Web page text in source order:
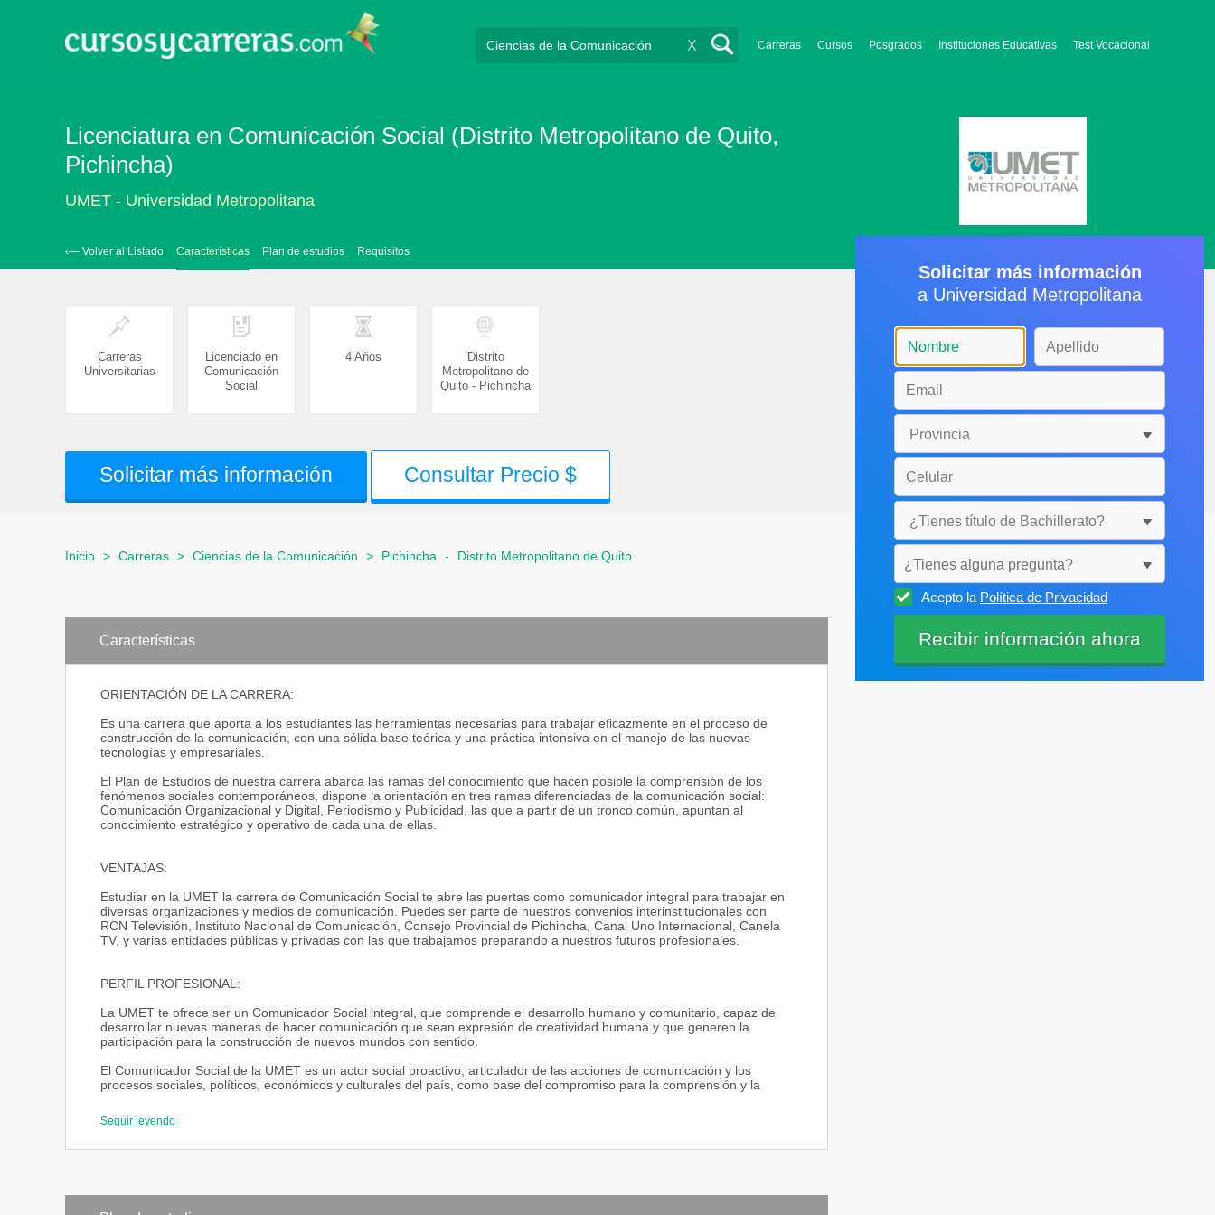
Carreras Cursos Posgrados Instituciones Educativas Test Vocacional
X
Licenciatura en Comunicación Social (Distrito Metropolitano de Quito,
Pichincha)
UMET - Universidad Metropolitana
‹— Volver al Listado Características Plan de estudios Requisitos
Carreras
Universitarias
Licenciado en
Comunicación
Social
4 Años
Distrito
Metropolitano de
Quito - Pichincha
Solicitar más información Consultar Precio $
Inicio > Carreras > Ciencias de la Comunicación > Pichincha - Distrito Metropolitano de Quito
Características
ORIENTACIÓN DE LA CARRERA:
Es una carrera que aporta a los estudiantes las herramientas necesarias para trabajar eficazmente en el proceso de
construcción de la comunicación, con una sólida base teórica y una práctica intensiva en el manejo de las nuevas
tecnologías y empresariales.
El Plan de Estudios de nuestra carrera abarca las ramas del conocimiento que hacen posible la comprensión de los
fenómenos sociales contemporáneos, dispone la orientación en tres ramas diferenciadas de la comunicación social:
Comunicación Organizacional y Digital, Periodismo y Publicidad, las que a partir de un tronco común, apuntan al
conocimiento estratégico y operativo de cada una de ellas.
VENTAJAS:
Estudiar en la UMET la carrera de Comunicación Social te abre las puertas como comunicador integral para trabajar en
diversas organizaciones y medios de comunicación. Puedes ser parte de nuestros convenios interinstitucionales con
RCN Televisión, Instituto Nacional de Comunicación, Consejo Provincial de Pichincha, Canal Uno Internacional, Canela
TV, y varias entidades públicas y privadas con las que trabajamos preparando a nuestros futuros profesionales.
PERFIL PROFESIONAL:
La UMET te ofrece ser un Comunicador Social integral, que comprende el desarrollo humano y comunitario, capaz de
desarrollar nuevas maneras de hacer comunicación que sean expresión de creatividad humana y que generen la
participación para la construcción de nuevos mundos con sentido.
El Comunicador Social de la UMET es un actor social proactivo, articulador de las acciones de comunicación y los
procesos sociales, políticos, económicos y culturales del país, como base del compromiso para la comprensión y la
intrínseca interrelación con los demás quehaceres humanos; conocer sistemáticamente el mundo que nos rodea y la
realidad específica en la que hemos de intervenir; tener una perspectiva histórica y amplia del mundo que posibilite la
Seguir leyendo
Solicitar más información
a Universidad Metropolitana
¿Tienes alguna pregunta?
Selecciónala
Acepto la Política de Privacidad